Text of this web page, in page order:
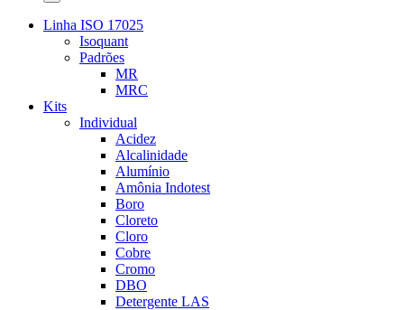
Linha ISO 17025
Isoquant
Padrões
MR
MRC
Kits
Individual
Acidez
Alcalinidade
Alumínio
Amônia Indotest
Boro
Cloreto
Cloro
Cobre
Cromo
DBO
Detergente LAS